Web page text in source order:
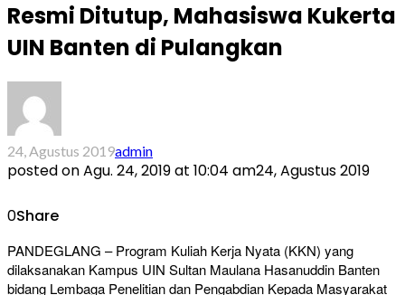
Resmi Ditutup, Mahasiswa Kukerta
UIN Banten di Pulangkan
24, Agustus 2019admin
posted onAgu. 24, 2019 at 10:04 am24, Agustus 2019
0Share
PANDEGLANG – Program Kuliah Kerja Nyata (KKN) yang
dilaksanakan Kampus UIN Sultan Maulana Hasanuddin Banten
bidang Lembaga Penelitian dan Pengabdian Kepada Masyarakat